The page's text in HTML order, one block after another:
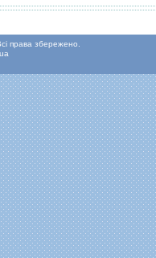
права збережено.